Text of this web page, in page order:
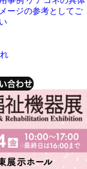
ージの参考としてご
合わせ